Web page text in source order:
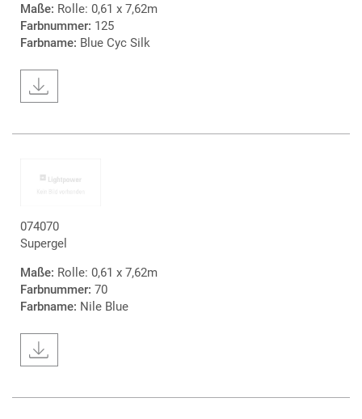
Maße: Rolle: 0,61 x 7,62m
Farbnummer: 125
Farbname: Blue Cyc Silk
074070
Supergel
Maße: Rolle: 0,61 x 7,62m
Farbnummer: 70
Farbname: Nile Blue